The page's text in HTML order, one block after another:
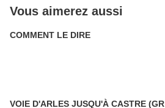
Vous aimerez aussi
COMMENT LE DIRE
VOIE D'ARLES JUSQU'À CASTRE (GR